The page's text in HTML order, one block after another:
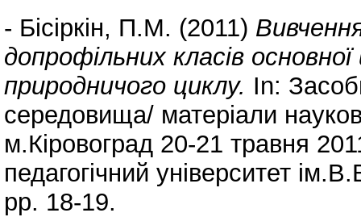
- Бісіркін, П.М. (2011)
допрофільних класів
природничого циклу. In:
середовища/ матеріали
м.Кіровоград 20-21 травня
педагогічний університет
pp. 18-19.